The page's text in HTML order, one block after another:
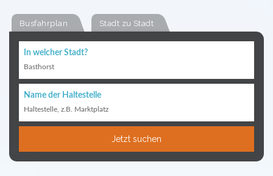
Busfahrplan Stadt zu Stadt
In welcher Stadt?
Basthorst
Name der Haltestelle
Haltestelle, z.B. Marktplatz
Jetzt suchen